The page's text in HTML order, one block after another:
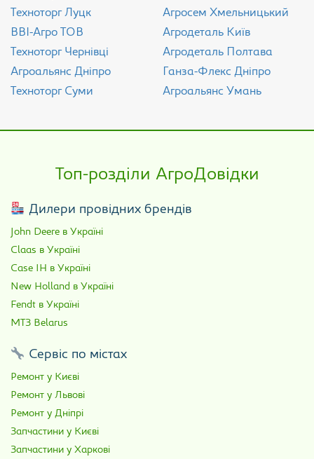
Техноторг Луцк
ВВІ-Агро ТОВ
Техноторг Чернівці
Агроальянс Дніпро
Техноторг Суми
Агросем Хмельницький
Агродеталь Київ
Агродеталь Полтава
Ганза-Флекс Дніпро
Агроальянс Умань
Топ-розділи АгроДовідки
Дилери провідних брендів
John Deere в Україні
Claas в Україні
Case IH в Україні
New Holland в Україні
Fendt в Україні
МТЗ Belarus
Сервіс по містах
Ремонт у Києві
Ремонт у Львові
Ремонт у Дніпрі
Запчастини у Києві
Запчастини у Харкові